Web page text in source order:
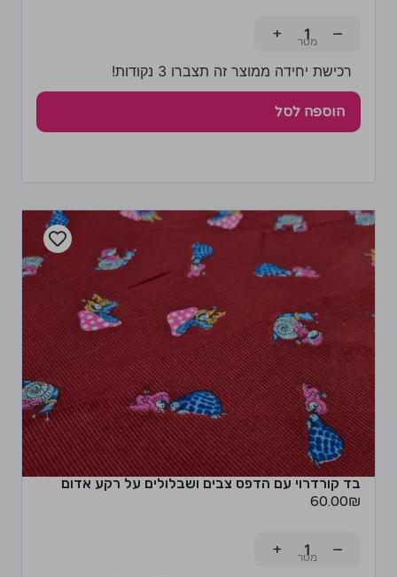
−
+
רכישת יחידה ממוצר זה תצברו 3 נקודות!
הוספה לסל
בד קורדרוי עם הדפס צבים ושבלולים על רקע אדום
60.00₪
−
+